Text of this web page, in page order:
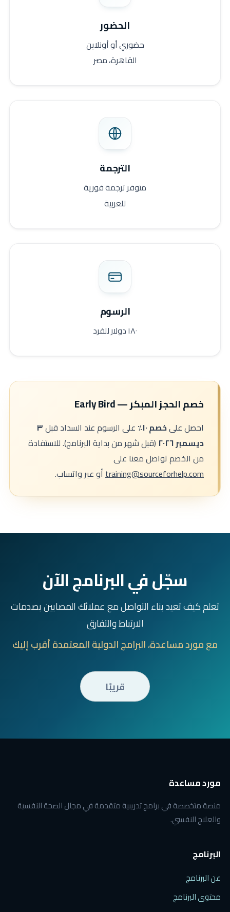
الحضور
حضوري أو أونلاين
القاهرة، مصر
الترجمة
متوفر ترجمة فورية
للعربية
الرسوم
١٨٠ دولار للفرد
خصم الحجز المبكر — Early Bird
احصل علىخصم ١٠٪ على الرسوم عند السداد قبل٣
ديسمبر ٢٠٢٦
(قبل شهر من بداية البرنامج). للاستفادة
من الخصم تواصل معنا على
training@sourceforhelp.comأو عبر واتساب.
سجّل في البرنامج الآن
تعلم كيف تعيد بناء التواصل مع عملائك المصابين بصدمات
الارتباط والتفارق
مع مورد مساعدة، البرامج الدولية المعتمدة أقرب إليك
قريبًا
مورد مساعدة
منصة متخصصة في برامج تدريبية متقدمة في مجال الصحة النفسية
والعلاج النفسي.
البرنامج
عن البرنامج
محتوى البرنامج